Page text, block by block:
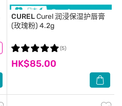
CURELCurel 润浸保湿护唇膏
(玫瑰粉) 4.2g
HK$85.00
(5)